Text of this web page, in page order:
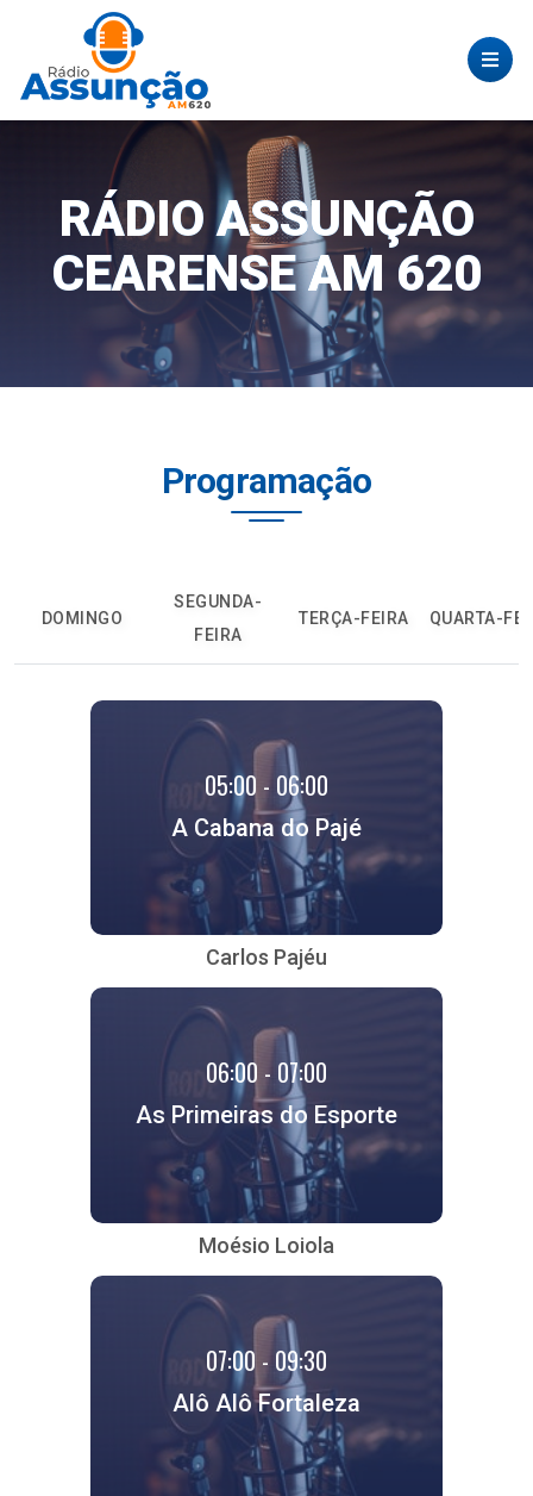
RÁDIO ASSUNÇÃO
CEARENSE AM 620
Programação
DOMINGO
SEGUNDA-
FEIRA
TERÇA-FEIRA QUARTA-
05:00 - 06:00
A Cabana do Pajé
Carlos Pajéu
06:00 - 07:00
As Primeiras do Esporte
Moésio Loiola
07:00 - 09:30
Alô Alô Fortaleza